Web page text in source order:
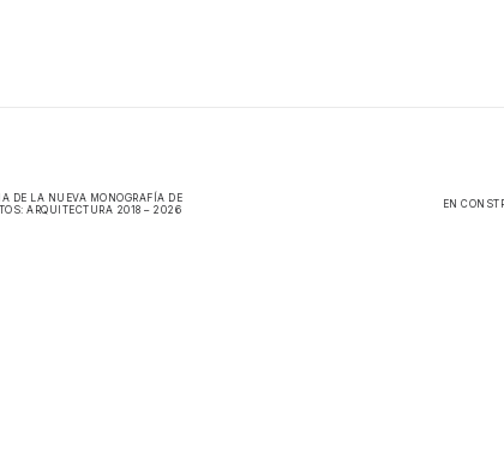
DE LA NUEVA MONOGRAFÍA DE
ARQUITECTURA 2018 – 2026
EN